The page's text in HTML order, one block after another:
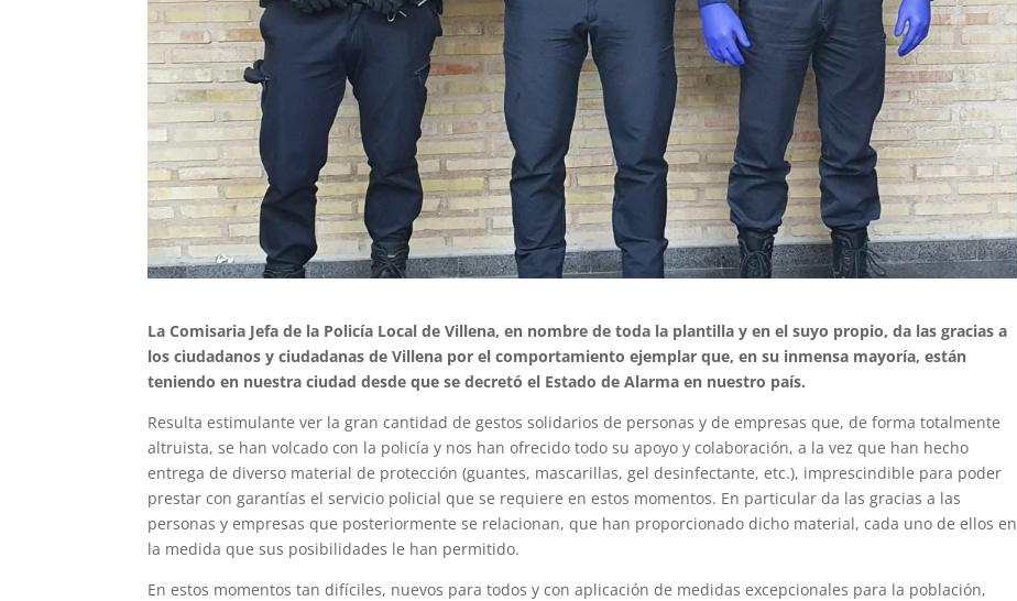
La Comisaria Jefa de la Policía Local de Villena, en nombre de toda la plantilla y en el suyo propio, da las gracias a
los ciudadanos y ciudadanas de Villena por el comportamiento ejemplar que, en su inmensa mayoría, están
teniendo en nuestra ciudad desde que se decretó el Estado de Alarma en nuestro país.
Resulta estimulante ver la gran cantidad de gestos solidarios de personas y de empresas que, de forma totalmente
altruista, se han volcado con la policía y nos han ofrecido todo su apoyo y colaboración, a la vez que han hecho
entrega de diverso material de protección (guantes, mascarillas, gel desinfectante, etc.), imprescindible para poder
prestar con garantías el servicio policial que se requiere en estos momentos. En particular da las gracias a las
personas y empresas que posteriormente se relacionan, que han proporcionado dicho material, cada uno de ellos en
la medida que sus posibilidades le han permitido.
En estos momentos tan difíciles, nuevos para todos y con aplicación de medidas excepcionales para la población,